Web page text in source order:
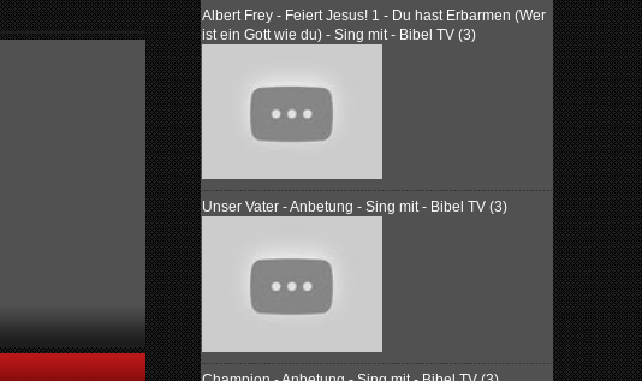
Albert Frey - Feiert Jesus! 1 - Du hast Erbarmen (Wer
ist ein Gott wie du) - Sing mit - Bibel TV (3)
Unser Vater - Anbetung - Sing mit - Bibel TV (3)